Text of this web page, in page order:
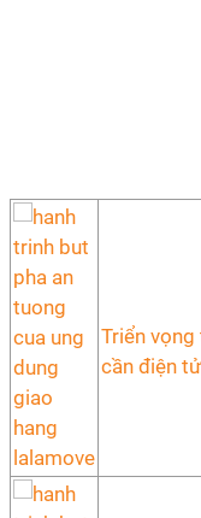
Triển
cần điện